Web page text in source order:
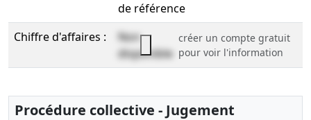
de référence
Chiffre d'affaires :
Non
disponible
créer un compte gratuit
pour voir l'information
Procédure collective - Jugement